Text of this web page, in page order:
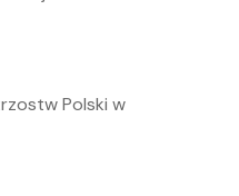
Polski w